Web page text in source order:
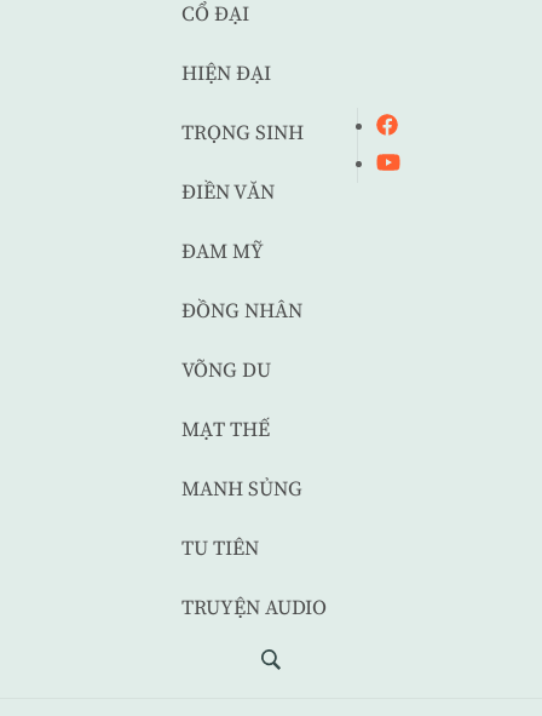
CỔ ĐẠI
HIỆN ĐẠI
TRỌNG SINH
ĐIỀN VĂN
ĐAM MỸ
ĐỒNG NHÂN
VÕNG DU
MẠT THẾ
MANH SỦNG
TU TIÊN
TRUYỆN AUDIO